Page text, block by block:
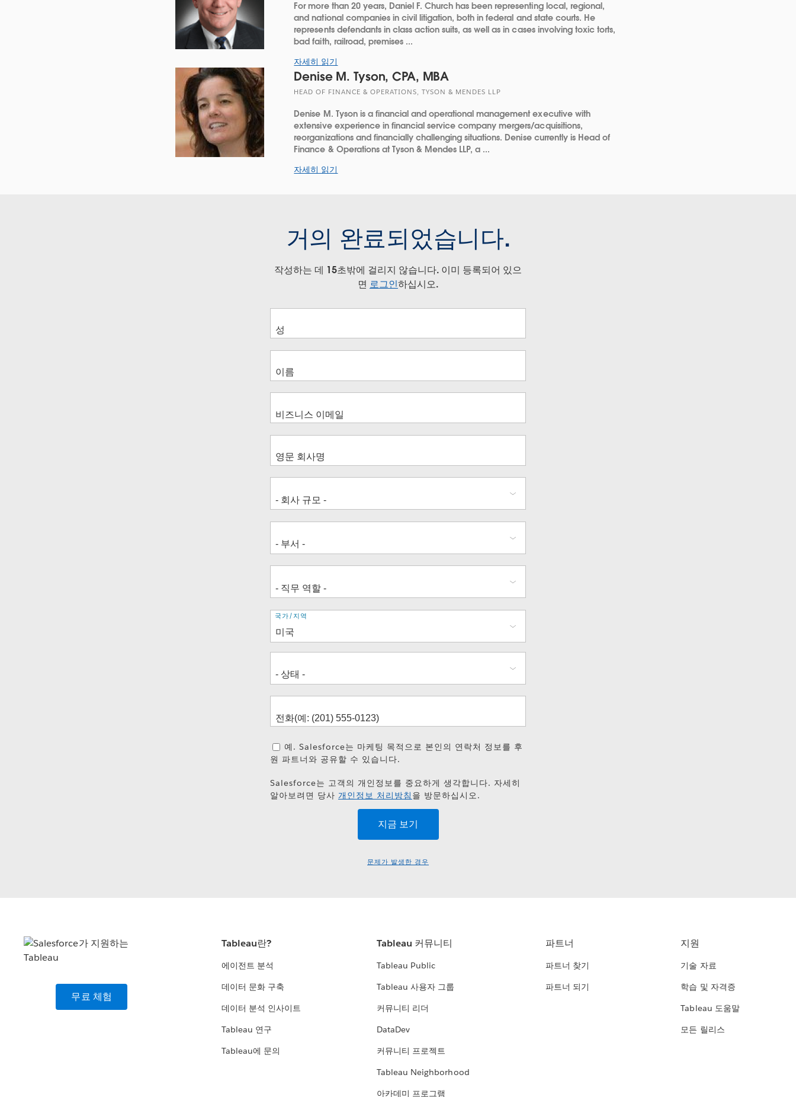
For more than 20 years, Daniel F. Church has been representing local, regional,
and national companies in civil litigation, both in federal and state courts. He
represents defendants in class action suits, as well as in cases involving toxic torts,
bad faith, railroad, premises ...
자세히 읽기
Denise M. Tyson, CPA, MBA
HEAD OF FINANCE & OPERATIONS, TYSON & MENDES LLP
Denise M. Tyson is a financial and operational management executive with
extensive experience in financial service company mergers/acquisitions,
reorganizations and financially challenging situations. Denise currently is Head of
Finance & Operations at Tyson & Mendes LLP, a ...
자세히 읽기
거의 완료되었습니다.
작성하는 데 15초밖에 걸리지 않습니다. 이미 등록되어 있으
면 로그인하십시오.
주
소
국가/지역
예. Salesforce는 마케팅 목적으로 본인의 연락처 정보를 후
원 파트너와 공유할 수 있습니다.
Salesforce는 고객의 개인정보를 중요하게 생각합니다. 자세히
알아보려면 당사 개인정보 처리방침 을 방문하십시오.
문제가 발생한 경우
무료 체험
Tableau란?
에이전트 분석
데이터 문화 구축
데이터 분석 인사이트
Tableau 연구
Tableau에 문의
Tableau 커뮤니티
Tableau Public
Tableau 사용자 그룹
커뮤니티 리더
DataDev
커뮤니티 프로젝트
Tableau Neighborhood
아카데미 프로그램
파트너
파트너 찾기
파트너 되기
지원
기술 자료
학습 및 자격증
Tableau 도움말
모든 릴리스